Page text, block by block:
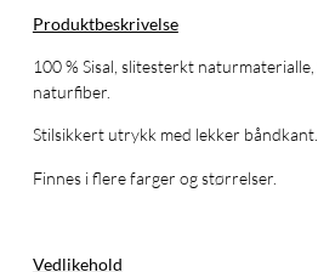
Produktbeskrivelse
100 % Sisal, slitesterkt
naturfiber.
Stilsikkert utrykk med lekker båndkant.
Finnes i flere farger og størrelser.
Vedlikehold